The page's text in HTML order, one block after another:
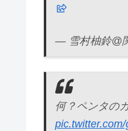
— 雪村柚鈴@
何？ペンタの